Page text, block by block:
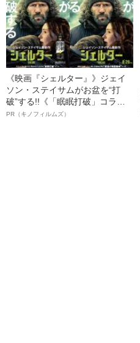
《映画『シェルター』》ジェイ
ソン・ステイサムがお盆を“打
破”する!!《「眠眠打破」コラ
ボ》
PR（キノフィルムズ）